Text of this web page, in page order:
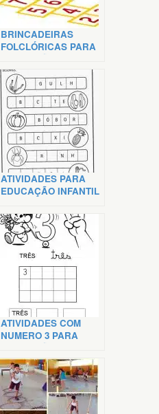
BRINCADEIRAS
FOLCLÓRICAS PARA
ATIVIDADES PARA
EDUCAÇÃO INFANTIL
ATIVIDADES COM
NUMERO 3 PARA